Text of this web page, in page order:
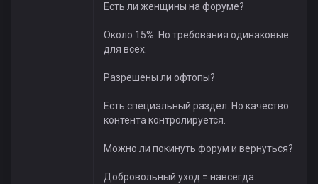
Есть ли женщины на форуме?
Около 15%. Но требования одинаковые
для всех.
Разрешены ли офтопы?
Есть специальный раздел. Но качество
контента контролируется.
Можно ли покинуть форум и вернуться?
Добровольный уход = навсегда.